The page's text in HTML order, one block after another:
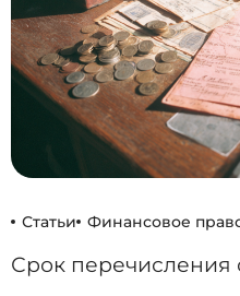
Статьи Финансовое
Срок перечисления